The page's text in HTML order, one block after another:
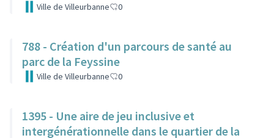
Ville de Villeurbanne 0
788 - Création d'un parcours de santé au
parc de la Feyssine
Ville de Villeurbanne 0
1395 - Une aire de jeu inclusive et
intergénérationnelle dans le quartier de la